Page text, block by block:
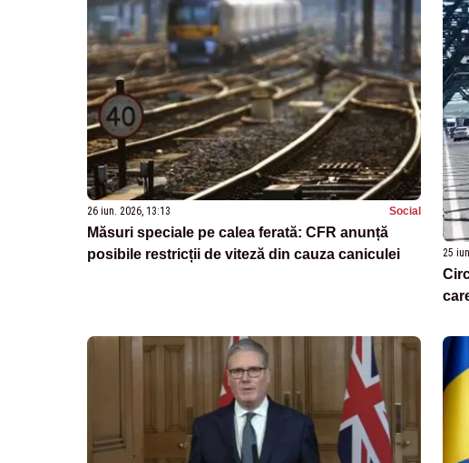
26 iun. 2026, 13:13 Social
Măsuri speciale pe calea ferată: CFR anunță
posibile restricții de viteză din cauza caniculei
25